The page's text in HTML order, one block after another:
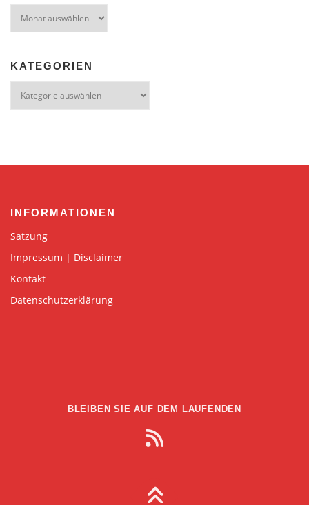
KATEGORIEN
INFORMATIONEN
Satzung
Impressum | Disclaimer
Kontakt
Datenschutzerklärung
BLEIBEN SIE AUF DEM LAUFENDEN